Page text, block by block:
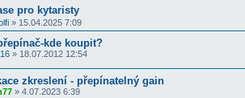
pro kytaristy
» 15.04.2025 7:09
kde koupit?
» 18.07.2012 12:54
zkreslení - přepínatelný gain
» 4.07.2023 6:39